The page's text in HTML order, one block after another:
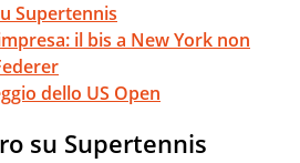
Supertennis
il bis a New York non
dello US Open
su Supertennis